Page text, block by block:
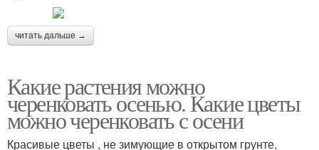
читать дальше →
Какие растения можно
черенковать осенью. Какие цветы
можно черенковать с осени
Красивые цветы , не зимующие в открытом грунте,